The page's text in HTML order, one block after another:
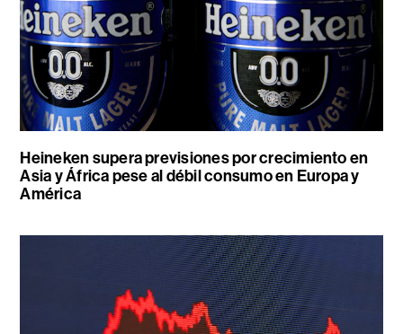
Heineken supera previsiones por crecimiento en
Asia y África pese al débil consumo en Europa y
América